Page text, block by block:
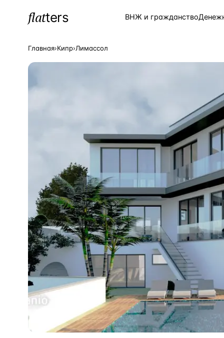
flatters ВНЖ и гражданство
Страна
—Страна
Греция — Страна
Сочи —Локация
Алания —Локация
Бангкок Локация
Новороссийск —Локация
Стамбул —Локация
Локация
Главная›Кипр›Лимассол